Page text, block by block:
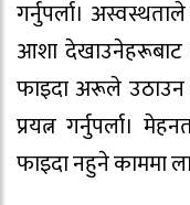
गर्नुपर्ला।
आशा
फाइदा अरूले उठाउन
प्रयत्न गर्नुपर्ला।
फाइदा नहुने काममा